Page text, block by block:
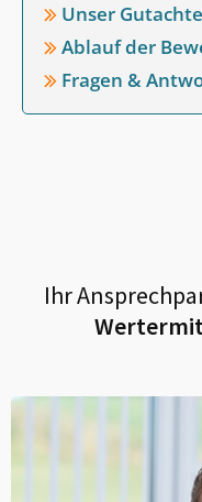
Unser
Ablauf der
Fragen &
Ihr